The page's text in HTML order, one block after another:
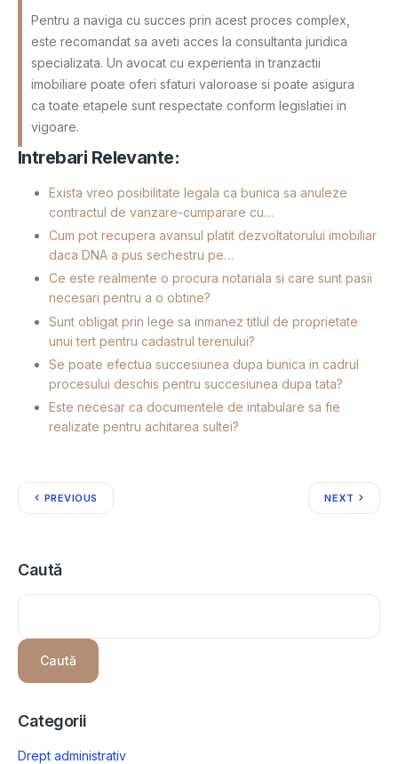
Pentru a naviga cu succes prin acest proces complex,
este recomandat sa aveti acces la consultanta juridica
specializata. Un avocat cu experienta in tranzactii
imobiliare poate oferi sfaturi valoroase si poate asigura
ca toate etapele sunt respectate conform legislatiei in
vigoare.
Intrebari Relevante:
Exista vreo posibilitate legala ca bunica sa anuleze
contractul de vanzare-cumparare cu…
Cum pot recupera avansul platit dezvoltatorului imobiliar
daca DNA a pus sechestru pe…
Ce este realmente o procura notariala si care sunt pasii
necesari pentru a o obtine?
Sunt obligat prin lege sa inmanez titlul de proprietate
unui tert pentru cadastrul terenului?
Se poate efectua succesiunea dupa bunica in cadrul
procesului deschis pentru succesiunea dupa tata?
Este necesar ca documentele de intabulare sa fie
realizate pentru achitarea sultei?
PREVIOUS NEXT
Caută
Caută
Categorii
Drept administrativ